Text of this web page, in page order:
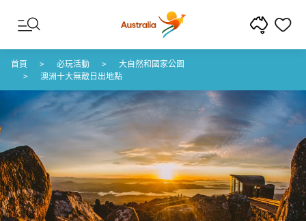
跳至內容
跳至頁尾導覽
首頁 必玩活動
大自然和國家公園
澳洲十大無敵日出地點